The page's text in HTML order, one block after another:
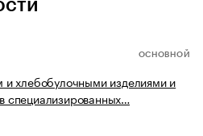
ОСНОВНОЙ
и хлебобулочными изделиями и
специализированных…